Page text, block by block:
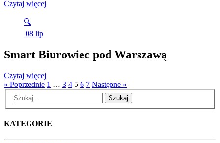
Czytaj więcej
🔍
08 lip
Smart Biurowiec pod Warszawą
Czytaj więcej
« Poprzednie 1 … 3 4 5 6 7 Następne »
Szukaj
KATEGORIE